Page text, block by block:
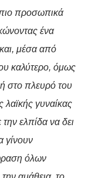
πιο προσωπικά
ένα
μέσα από
καλύτερο, όμως
στο πλευρό του
λαϊκής γυναίκας
ελπίδα να δει
γίνουν
όλων